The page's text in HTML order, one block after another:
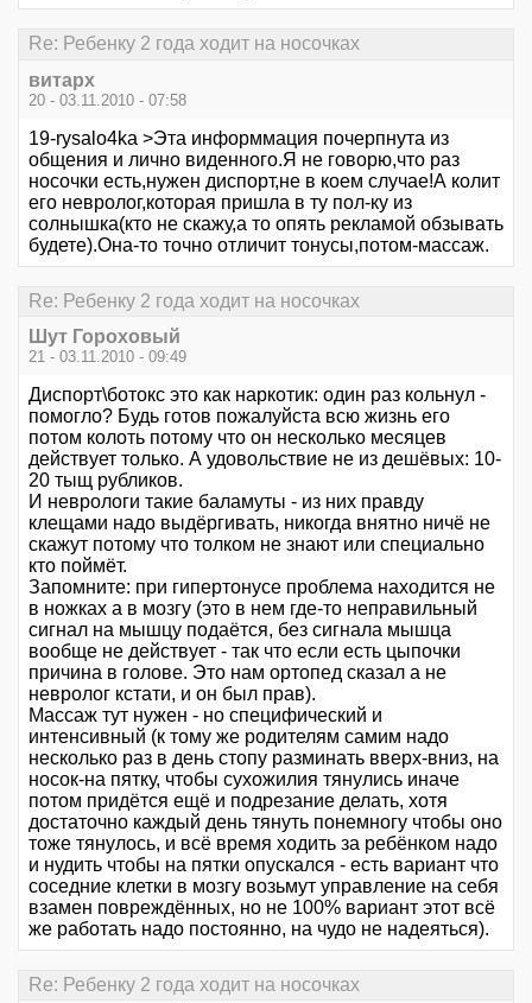
Re: Ребенку 2 года ходит на носочках
витарх
20 - 03.11.2010 - 07:58
19-rysalo4ka >Эта информмация почерпнута из
общения и лично виденного.Я не говорю,что раз
носочки есть,нужен диспорт,не в коем случае!А колит
его невролог,которая пришла в ту пол-ку из
солнышка(кто не скажу,а то опять рекламой обзывать
будете).Она-то точно отличит тонусы,потом-массаж.
Re: Ребенку 2 года ходит на носочках
Шут Гороховый
21 - 03.11.2010 - 09:49
Диспорт\ботокс это как наркотик: один раз кольнул -
помогло? Будь готов пожалуйста всю жизнь его
потом колоть потому что он несколько месяцев
действует только. А удовольствие не из дешёвых: 10-
20 тыщ рубликов.
И неврологи такие баламуты - из них правду
клещами надо выдёргивать, никогда внятно ничё не
скажут потому что толком не знают или специально
кто поймёт.
Запомните: при гипертонусе проблема находится не
в ножках а в мозгу (это в нем где-то неправильный
сигнал на мышцу подаётся, без сигнала мышца
вообще не действует - так что если есть цыпочки
причина в голове. Это нам ортопед сказал а не
невролог кстати, и он был прав).
Массаж тут нужен - но специфический и
интенсивный (к тому же родителям самим надо
несколько раз в день стопу разминать вверх-вниз, на
носок-на пятку, чтобы сухожилия тянулись иначе
потом придётся ещё и подрезание делать, хотя
достаточно каждый день тянуть понемногу чтобы оно
тоже тянулось, и всё время ходить за ребёнком надо
и нудить чтобы на пятки опускался - есть вариант что
соседние клетки в мозгу возьмут управление на себя
взамен повреждённых, но не 100% вариант этот всё
же работать надо постоянно, на чудо не надеяться).
Re: Ребенку 2 года ходит на носочках